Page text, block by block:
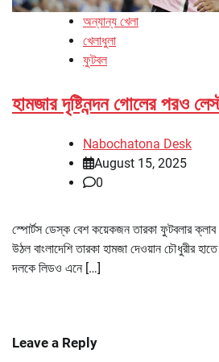
অন্যান্য খেলা
খেলাধুলা
ফুটবল
হামজার দৃষ্টিনন্দন গোলের পরও
Nabochatona Desk
August 15, 2025
0
স্পোর্টস ডেস্ক বেশ কয়েকজন তারকা ফুটবলার ক্লাব
উঠল বাংলাদেশি তারকা হামজা দেওয়ান চৌধুরীর
দলকে লিডও এনে […]
Leave a Reply